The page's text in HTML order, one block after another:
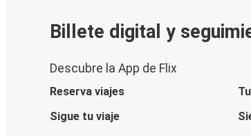
Billete digital y
Descubre la App de Flix
Reserva viajes
Sigue tu viaje